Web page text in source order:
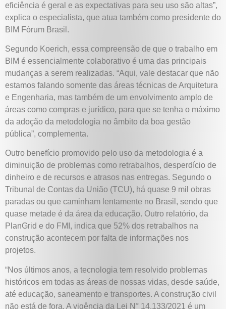
eficiência é geral e as expectativas para seu uso são altas”,
explica o especialista, que atua também como presidente do
BIM Fórum Brasil.
Segundo Koerich, essa compreensão de que o trabalho em
BIM é essencialmente colaborativo é uma das principais
mudanças a serem realizadas. “Aqui, vale destacar que não
estamos falando somente das áreas técnicas de Arquitetura
e Engenharia, mas também de um envolvimento amplo de
áreas como compras e jurídico, para que se tenha o máximo
da adoção da metodologia no âmbito da boa gestão
pública”, complementa.
Outro benefício promovido pelo uso da metodologia é a
diminuição de problemas como retrabalhos, desperdício de
dinheiro e de recursos e atrasos nas entregas. Segundo o
Tribunal de Contas da União (TCU), há quase 9 mil obras
paradas ou que caminham lentamente no Brasil, sendo que
quase metade é da área da educação. Outro relatório, da
PlanGrid e do FMI, indica que 52% dos retrabalhos na
construção acontecem por falta de informações nos
projetos.
“Nos últimos anos, a tecnologia tem resolvido problemas
históricos em todas as áreas de nossas vidas, desde saúde,
até educação, saneamento e transportes. A construção civil
não está de fora. A vigência da Lei N° 14.133/2021 é um